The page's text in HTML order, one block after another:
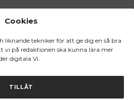
Cookies
liknande tekniker för att ge dig en så bra
vi på redaktionen ska kunna lära mer
digitala Vi.
TILLÅT